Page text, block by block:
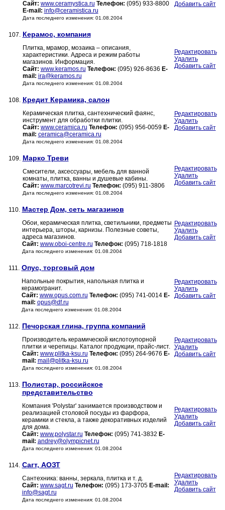
Сайт: www.ceramystica.ru Телефон: (095) 933-8800
E-mail: info@ceramistica.ru
Дата последнего изменения: 01.08.2004
Добавить сайт
107. Керамос, компания
Плитка, мрамор, мозаика – описания,
характеристики. Адреса и режим работы
магазинов. Информация.
Сайт: www.keramos.ru Телефон: (095) 926-8636 E-
mail: ira@keramos.ru
Дата последнего изменения: 01.08.2004
Редактировать
Удалить
Добавить сайт
108. Кредит Керамика, салон
Керамическая плитка, сантехнический фаянс,
инструмент для обработки плитки.
Сайт: www.ceramica.ru Телефон: (095) 956-0059 E-
mail: ceramica@ceramica.ru
Дата последнего изменения: 01.08.2004
Редактировать
Удалить
Добавить сайт
109. Марко Треви
Смесители, аксессуары, мебель для ванной
комнаты, плитка, ванны и душевые кабины.
Сайт: www.marcotrevi.ru Телефон: (095) 911-3806
Дата последнего изменения: 01.08.2004
Редактировать
Удалить
Добавить сайт
110. Мастер Дом, сеть магазинов
Обои, керамическая плитка, светильники, предметы
интерьера, шторы, карнизы. Полезные советы,
адреса магазинов.
Сайт: www.oboi-centre.ru Телефон: (095) 718-1818
Дата последнего изменения: 01.08.2004
Редактировать
Удалить
Добавить сайт
111. Опус, торговый дом
Напольные покрытия, напольная плитка и
керамогранит.
Сайт: www.opus.com.ru Телефон: (095) 741-0014 E-
mail: opus@df.ru
Дата последнего изменения: 01.08.2004
Редактировать
Удалить
Добавить сайт
112. Печорская глина, группа компаний
Производитель керамической кислотоупорной
плитки и черепицы. Каталог продукции, прайс-лист.
Сайт: www.plitka-ksu.ru Телефон: (095) 264-9676 E-
mail: mail@plitka-ksu.ru
Дата последнего изменения: 01.08.2004
Редактировать
Удалить
Добавить сайт
113. Полистар, российское
представительство
Компания 'Polystar' занимается производством и
реализацией столовой посуды из фарфора,
керамики и стекла, а также декоративных изделий
для дома.
Сайт: www.polystar.ru Телефон: (095) 741-3832 E-
mail: andrey@olympicnet.ru
Дата последнего изменения: 01.08.2004
Редактировать
Удалить
Добавить сайт
114. Сагт, АОЗТ
Сантехника: ванны, зеркала, плитка и т. д.
Сайт: www.sagt.ru Телефон: (095) 173-3705 E-mail:
info@sagt.ru
Дата последнего изменения: 01.08.2004
Редактировать
Удалить
Добавить сайт